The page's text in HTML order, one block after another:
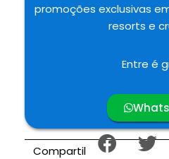
promoções exclusivas
resorts e
Entre é
Compartil